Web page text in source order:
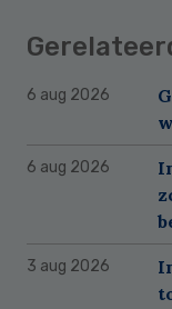
6 aug 2026
6 aug 2026
3 aug 2026